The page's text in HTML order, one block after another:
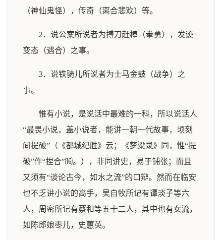
（神仙鬼怪），传奇（离合悲欢）等。
2．说公案所说者为搏刀赶棒（拳勇），发迹
变态（遇合）之事。
3．说铁骑儿所说者为士马金鼓（战争）之
事。
惟有小说，是说话中最难的一科，所以说话人
“最畏小说，盖小说者，能讲一朝一代故事，顷刻
间提破”（《都城纪胜》云；《梦粱录》同，惟“提
破”作“捏合”⒃。），非同讲史，易于铺张；而且
又须有“谈论古今，如水之流”的口辩。然而在临安
也不乏讲小说的高手，吴自牧所记有谭淡子等六
人，周密所记有蔡和等五十二人，其中也有女流，
如陈郎娘枣儿，史蕙英。